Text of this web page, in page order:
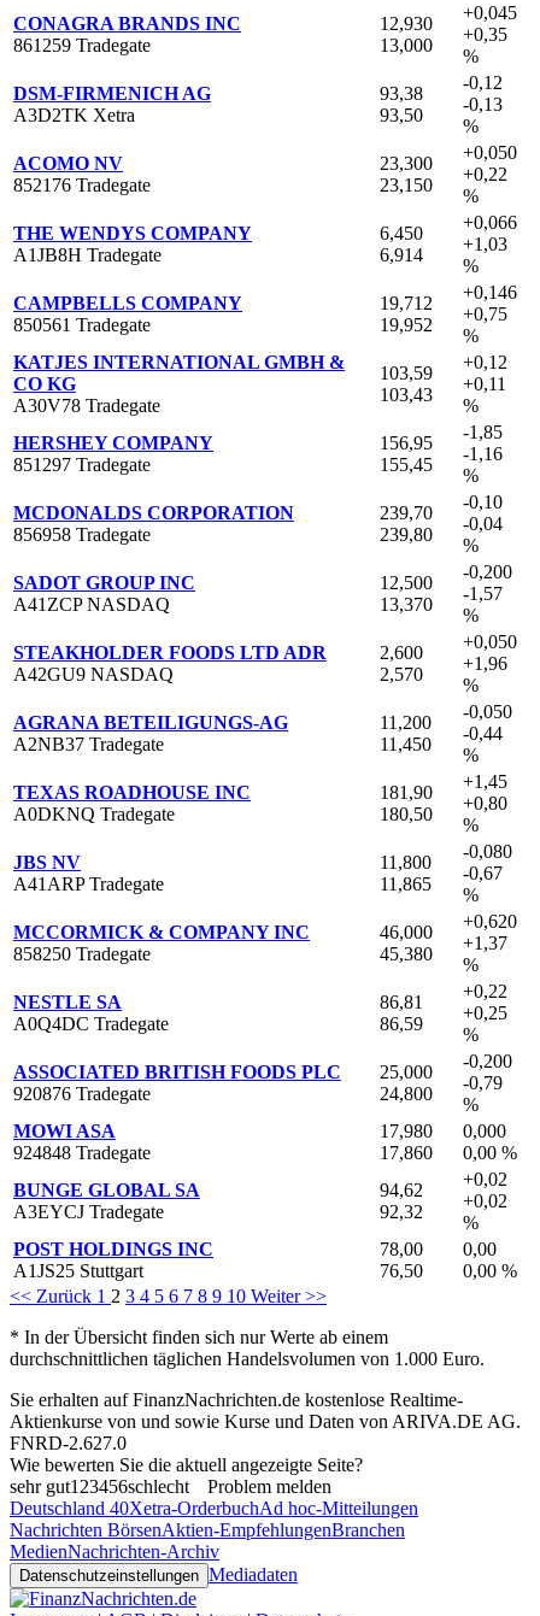
CONAGRA BRANDS INC
861259 Tradegate
12,930
13,000
+0,045
+0,35
%
DSM-FIRMENICH AG
A3D2TK Xetra
93,38
93,50
-0,12
-0,13
%
ACOMO NV
852176 Tradegate
23,300
23,150
+0,050
+0,22
%
THE WENDYS COMPANY
A1JB8H Tradegate
6,450
6,914
+0,066
+1,03
%
CAMPBELLS COMPANY
850561 Tradegate
19,712
19,952
+0,146
+0,75
%
KATJES INTERNATIONAL GMBH &
CO KG
A30V78 Tradegate
103,59
103,43
+0,12
+0,11
%
HERSHEY COMPANY
851297 Tradegate
156,95
155,45
-1,85
-1,16
%
MCDONALDS CORPORATION
856958 Tradegate
239,70
239,80
-0,10
-0,04
%
SADOT GROUP INC
A41ZCP NASDAQ
12,500
13,370
-0,200
-1,57
%
STEAKHOLDER FOODS LTD ADR
A42GU9 NASDAQ
2,600
2,570
+0,050
+1,96
%
AGRANA BETEILIGUNGS-AG
A2NB37 Tradegate
11,200
11,450
-0,050
-0,44
%
TEXAS ROADHOUSE INC
A0DKNQ Tradegate
181,90
180,50
+1,45
+0,80
%
JBS NV
A41ARP Tradegate
11,800
11,865
-0,080
-0,67
%
MCCORMICK & COMPANY INC
858250 Tradegate
46,000
45,380
+0,620
+1,37
%
NESTLE SA
A0Q4DC Tradegate
86,81
86,59
+0,22
+0,25
%
ASSOCIATED BRITISH FOODS PLC
920876 Tradegate
25,000
24,800
-0,200
-0,79
%
MOWI ASA
924848 Tradegate
17,980
17,860
0,000
0,00 %
BUNGE GLOBAL SA
A3EYCJ Tradegate
94,62
92,32
+0,02
+0,02
%
POST HOLDINGS INC
A1JS25 Stuttgart
78,00
76,50
0,00
0,00 %
<< Zurück 1 2 3 4 5 6 7 8 9 10 Weiter >>
* In der Übersicht finden sich nur Werte ab einem
durchschnittlichen täglichen Handelsvolumen von 1.000 Euro.
Sie erhalten auf FinanzNachrichten.de kostenlose Realtime-
Aktienkurse von und sowie Kurse und Daten von ARIVA.DE AG.
FNRD-2.627.0
Wie bewerten Sie die aktuell angezeigte Seite?
sehr gut1 23456schlecht
Problem melden
Deutschland 40Xetra-OrderbuchAd hoc-Mitteilungen
Nachrichten BörsenAktien-EmpfehlungenBranchen
MedienNachrichten-Archiv
Datenschutzeinstellungen Mediadaten